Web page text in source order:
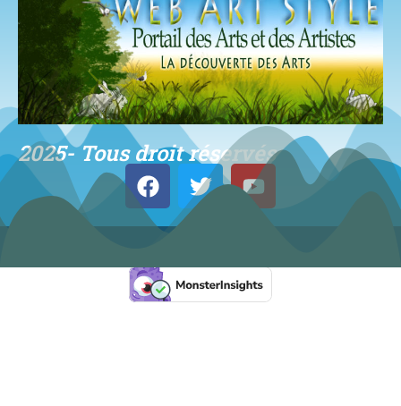
2025- Tous droit réservés